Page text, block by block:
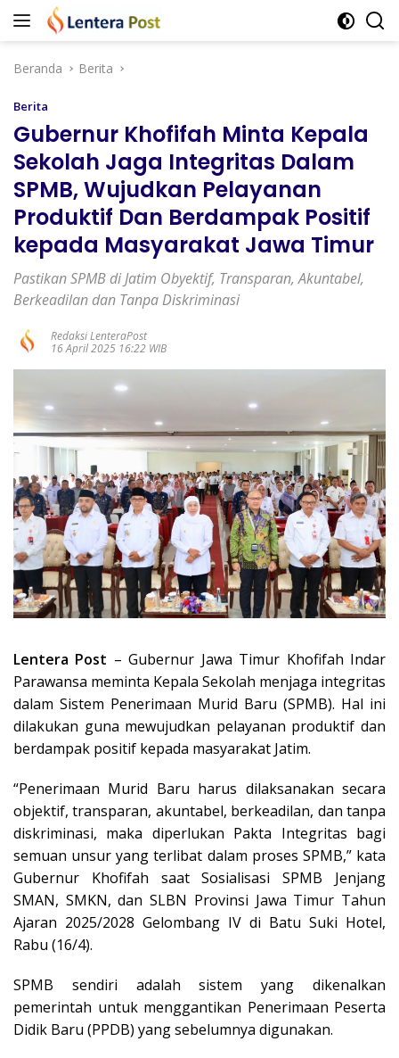
Langsung
Beranda
Berita
Berita
Gubernur Khofifah Minta Kepala
Sekolah Jaga Integritas Dalam
SPMB, Wujudkan Pelayanan
Produktif Dan Berdampak Positif
kepada Masyarakat Jawa Timur
Pastikan SPMB di Jatim Obyektif, Transparan, Akuntabel,
Berkeadilan dan Tanpa Diskriminasi
Redaksi LenteraPost
16 April 2025 16:22 WIB
Lentera Post – Gubernur Jawa Timur Khofifah Indar
Parawansa meminta Kepala Sekolah menjaga integritas
dalam Sistem Penerimaan Murid Baru (SPMB). Hal ini
dilakukan guna mewujudkan pelayanan produktif dan
berdampak positif kepada masyarakat Jatim.
“Penerimaan Murid Baru harus dilaksanakan secara
objektif, transparan, akuntabel, berkeadilan, dan tanpa
diskriminasi, maka diperlukan Pakta Integritas bagi
semuan unsur yang terlibat dalam proses SPMB,” kata
Gubernur Khofifah saat Sosialisasi SPMB Jenjang
SMAN, SMKN, dan SLBN Provinsi Jawa Timur Tahun
Ajaran 2025/2028 Gelombang IV di Batu Suki Hotel,
Rabu (16/4).
SPMB sendiri adalah sistem yang dikenalkan
pemerintah untuk menggantikan Penerimaan Peserta
Didik Baru (PPDB) yang sebelumnya digunakan.